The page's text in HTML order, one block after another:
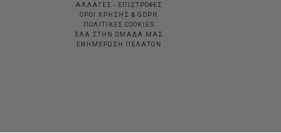
ΑΛΛΑΓΕΣ - ΕΠΙΣΤΡΟΦΕΣ
ΟΡΟΙ ΧΡΗΣΗΣ & GDPR
ΠΟΛΙΤΙΚΕΣ COOKIES
ΕΛΑ ΣΤΗΝ ΟΜΑΔΑ ΜΑΣ
ΕΝΗΜΕΡΩΣΗ ΠΕΛΑΤΩΝ